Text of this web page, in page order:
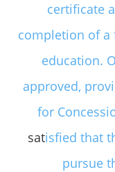
certificate
completion of a
education.
approved,
for
satisfied that
pursue